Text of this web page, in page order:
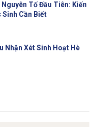
Nguyên Tố Đầu Tiên: Kiến
Sinh Cần Biết
Nhận Xét Sinh Hoạt Hè